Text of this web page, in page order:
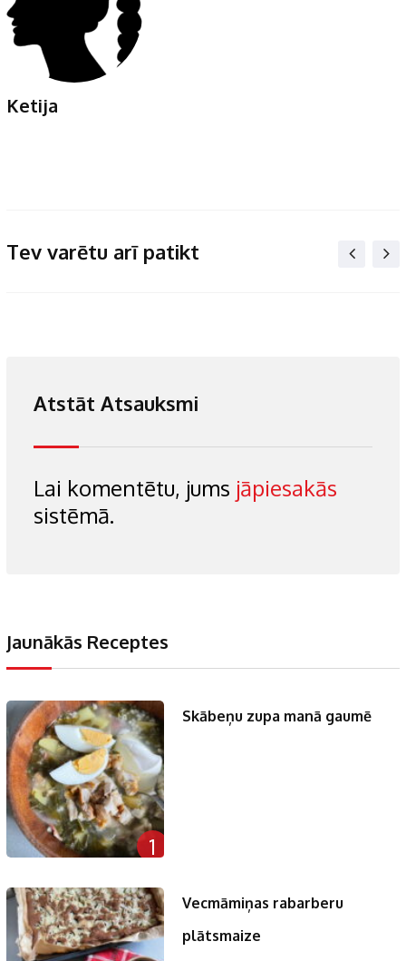
Ketija
Tev varētu arī patikt
Atstāt Atsauksmi
Lai komentētu, jums jāpiesakās
sistēmā.
Jaunākās Receptes
1
Skābeņu zupa manā gaumē
Vecmāmiņas rabarberu
plātsmaize